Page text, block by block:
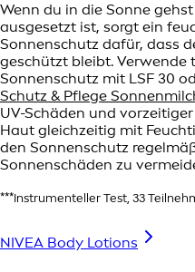
Wenn du in die Sonne
ausgesetzt ist, sorgt ein
Sonnenschutz dafür, dass
geschützt bleibt. Verwende
Sonnenschutz mit LSF 30
Schutz & Pflege
UV-Schäden und
Haut gleichzeitig mit
den Sonnenschutz
Sonnenschäden zu
***Instrumenteller Test, 33
NIVEA Body Lotions